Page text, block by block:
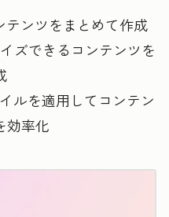
テンツをまとめて作成
ズできるコンテンツを
ルを適用してコンテン
効率化